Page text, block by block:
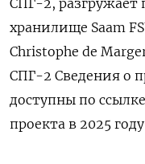
‌СПГ-2, разгружает
хранилище Saam
Сhristophe de
СПГ-2 Сведения о
доступны по
проекта в 2025